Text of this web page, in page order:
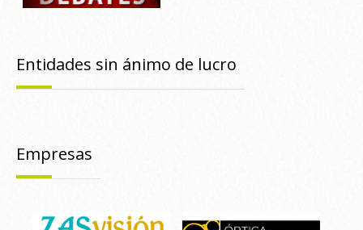
Entidades sin ánimo de lucro
Empresas